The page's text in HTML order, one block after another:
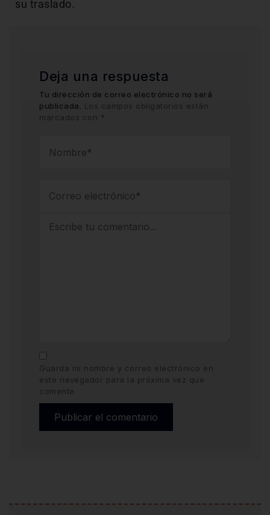
su traslado.
Deja una respuesta
Tu dirección de correo electrónico no será
publicada. Los campos obligatorios están
marcados con *
Guarda mi nombre y correo electrónico en
este navegador para la próxima vez que
comente.